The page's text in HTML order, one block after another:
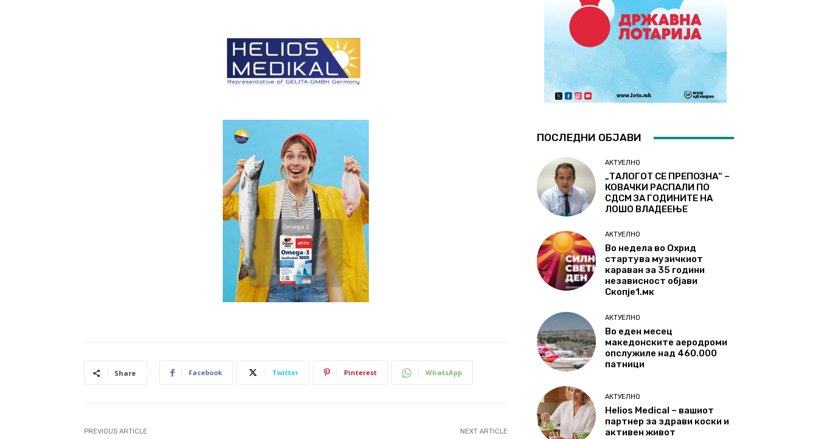
Share Facebook Twitter Pinterest WhatsApp
PREVIOUS ARTICLE NEXT ARTICLE
ПОСЛЕДНИ ОБЈАВИ
АКТУЕЛНО
„ТАЛОГОТ СЕ ПРЕПОЗНА“ –
КОВАЧКИ РАСПАЛИ ПО
СДСМ ЗА ГОДИНИТЕ НА
ЛОШО ВЛАДЕЕЊЕ
АКТУЕЛНО
Во недела во Охрид
стартува музичкиот
караван за 35 години
независност објави
Скопје1.мк
АКТУЕЛНО
Во еден месец
македонските аеродроми
опслужиле над 460.000
патници
АКТУЕЛНО
Helios Medical – вашиот
партнер за здрави коски и
активен живот